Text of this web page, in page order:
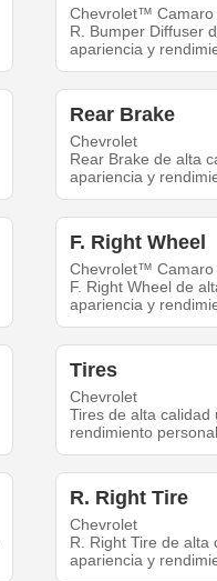
Chevrolet™ Camaro
R. Bumper Diffuser
apariencia y
Rear Brake
Chevrolet
Rear Brake de alta
apariencia y
F. Right Wheel
Chevrolet™ Camaro
F. Right Wheel de
apariencia y
Tires
Chevrolet
Tires de alta
rendimiento
R. Right Tire
Chevrolet
R. Right Tire de alta
apariencia y